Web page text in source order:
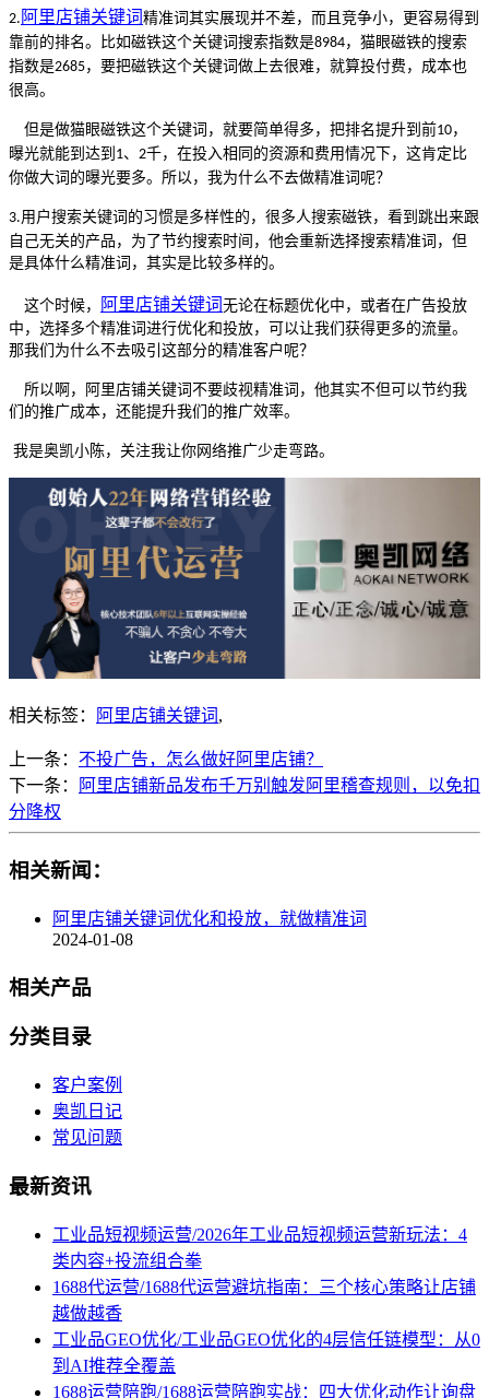
2. 阿里店铺关键词 精准词其实展现并不差，而且竞争小，更容易得到
靠前的排名。比如磁铁这个关键词搜索指数是8984，猫眼磁铁的搜索
指数是2685，要把磁铁这个关键词做上去很难，就算投付费，成本也
很高。
但是做猫眼磁铁这个关键词，就要简单得多，把排名提升到前10，
曝光就能到达到 1、 2千，在投入相同的资源和费用情况下，这肯定比
你做大词的曝光要多。所以，我为什么不去做精准词呢？
3.用户搜索关键词的习惯是多样性的，很多人搜索磁铁，看到跳出来跟
自己无关的产品，为了节约搜索时间，他会重新选择搜索精准词，但
是具体什么精准词，其实是比较多样的。
这个时候， 阿里店铺关键词 无论在标题优化中，或者在广告投放
中，选择多个精准词进行优化和投放，可以让我们获得更多的流量。
那我们为什么不去吸引这部分的精准客户呢？
所以啊，阿里店铺关键词不要歧视精准词，他其实不但可以节约我
们的推广成本，还能提升我们的推广效率。
我是奥凯小陈，关注我让你网络推广少走弯路。
相关标签： 阿里店铺关键词 ,
上一条： 不投广告，怎么做好阿里店铺？
下一条：
阿里店铺新品发布千万别触发阿里稽查规则，以免扣
分降权
相关新闻：
阿里店铺关键词优化和投放，就做精准词
2024-01-08
相关产品
分类目录
客户案例
奥凯日记
常见问题
最新资讯
工业品短视频运营/2026年工业品短视频运营新玩法：4
类内容+投流组合拳
1688代运营/1688代运营避坑指南：三个核心策略让店铺
越做越香
工业品GEO优化/工业品GEO优化的4层信任链模型：从0
到AI推荐全覆盖
1688运营陪跑/1688运营陪跑实战：四大优化动作让询盘